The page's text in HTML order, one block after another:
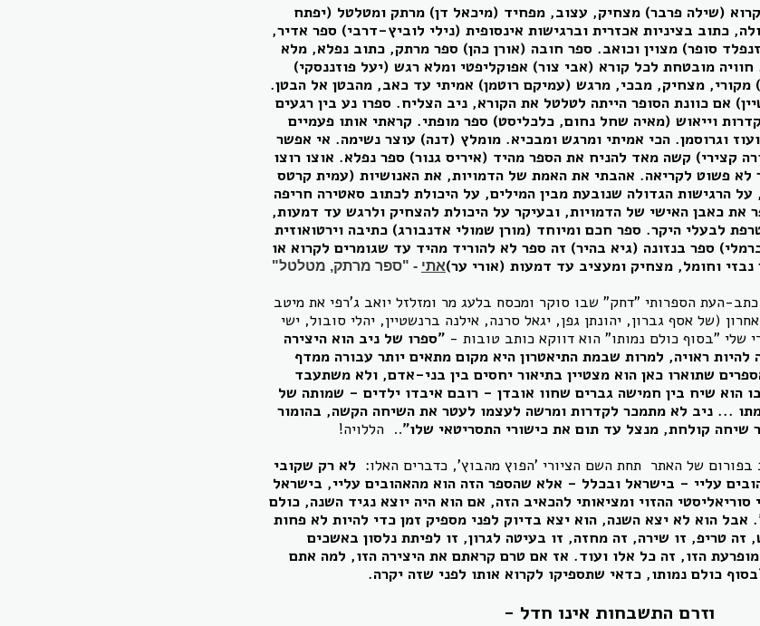
(שילה פרבר) מצחיק, עצוב, מפחיד (מיכאל דן) מרתק ומטלטל (יפתח
כתוב בציניות אכזרית וברגישות אינסופית (נילי לוביץ-דרבי) ספר אדיר,
סופר) מצוין וכואב. ספר חובה (אורן כהן) ספר מרתק, כתוב נפלא, מלא
מובטחת לכל קורא (אבי צור) אפוקליפטי ומלא רגש (יעל פוזננסקי)
מקורי, מצחיק, מבכי, מרגש (עמיקם רוטמן) אמיתי עד כאב, מהבטן אל הבטן.
אם כוונת הסופר הייתה לטלטל את הקורא, ניב הצליח. ספרו נע בין רגעים
וייאוש (מאיה שחל נחום, כלכליסט) ספר מופתי. קראתי אותו פעמיים
וגרוסמן. הכי אמיתי ומרגש ומבכיא. מומלץ (דנה) עוצר נשימה. אי אפשר
קצירי) קשה מאד להניח את הספר מהיד (איריס גנור) ספר נפלא. אוצו רוצו
לא פשוט לקריאה. אהבתי את האמת של הדמויות, את האנושיות (עמית קרטס
על הרגישות הגדולה שנובעת מבין המילים, על היכולת לכתוב סאטירה חריפה
את כאבן האישי של הדמויות, ובעיקר על היכולת להצחיק ולרגש עד דמעות,
לבעלי היקר. ספר חכם ומיוחד (מורן שמולי אדנבורג) כתיבה וירטואוזית
ספר בנזונה (גיא בהיר) זה ספר לא להוריד מהיד עד שגומרים לקרוא או
וחומל, מצחיק ומעציב עד דמעות (אורי ער)אתי - "ספר מרתק, מטלטל"
האחרון (אפריל 21) של כתב-העת הספרותי "דחק" שבו סוקר ומכסח בלעג מר ומזלזל יואב ג'רפי את מיטב
(של אסף גברון, יהונתן גפן, יגאל סרנה, אילנה ברנשטיין, יהלי סובול, ישי
שלי "בסוף כולם נמותו" הוא דווקא כותב טובות -"ספרו של ניב הוא היצירה
להיות ראויה, למרות שבמת התיאטרון היא מקום מתאים יותר עבורה ממדף
שתוארו כאן הוא מצטיין בתיאור יחסים בין בני-אדם, ולא משתעבד
הוא שיח בין חמישה גברים שחוו אובדן - רובם איבדו ילדים - שמותה של
... ניב לא מתמכר לקדרות ומרשה לעצמו לעטר את השיחה הקשה, בהומור
שיחה קולחת, מנצל עד תום את כישורי התסריטאי שלו".. הללויה!
בפורום של האתר תחת השם הציורי 'הפוץ מהבוץ', כדברים האלו: לא רק שקובי
עליי - בישראל ובכלל - אלא שהספר הזה הוא מהאהובים עליי, בישראל
ההזוי ומציאותי להכאיב הזה, אם הוא היה יוצא נגיד השנה, כולם
אבל הוא לא יצא השנה, הוא יצא בדיוק לפני מספיק זמן כדי להיות לא פחות
זה טריפ, זו שירה, זה מחזה, זו בעיטה לגרון, זו לפיתת נלסון באשכים
הזו, זה כל אלו ועוד. אז אם טרם קראתם את היצירה הזו, למה אתם
כולם נמותו, כדאי שתספיקו לקרוא אותו לפני שזה יקרה.
וזרם התשבחות אינו חדל -